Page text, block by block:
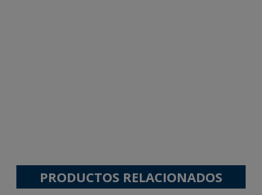
PRODUCTOS RELACIONADOS